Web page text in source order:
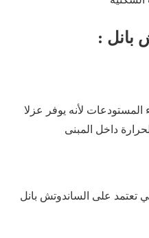
بانل :
لأنه يوفر عزلا
داخل المبنى
تعتمد على الساندوتش بانل